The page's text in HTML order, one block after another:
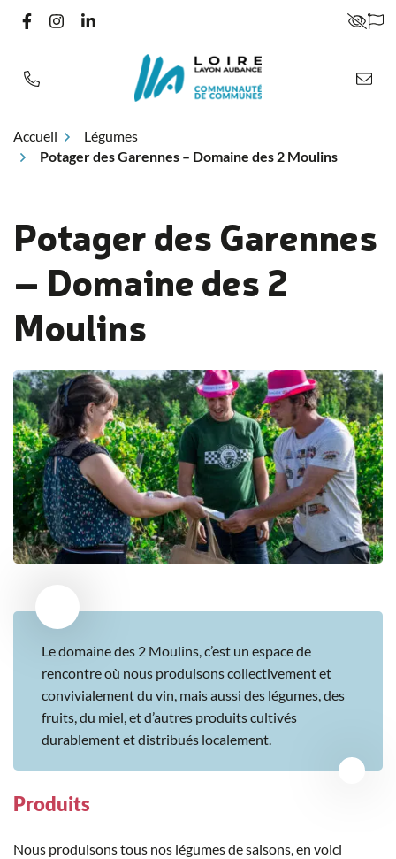
Aller
LIEN VERS LE COMPTE FACEBOOK
LIEN VERS LE COMPTE INSTAGRAM
LIEN VERS LE COMPTE LINKEDIN
Accueil
Légumes
Potager des Garennes – Domaine des 2 Moulins
Potager des Garennes
– Domaine des 2
Moulins
Le domaine des 2 Moulins, c’est un espace de
rencontre où nous produisons collectivement et
convivialement du vin, mais aussi des légumes, des
fruits, du miel, et d’autres produits cultivés
durablement et distribués localement.
Produits
Nous produisons tous nos légumes de saisons, en voici